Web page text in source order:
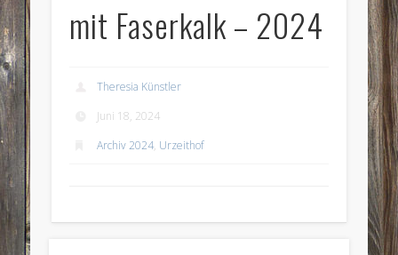
mit Faserkalk – 2024
Theresia Künstler
Juni 18, 2024
Archiv 2024, Urzeithof